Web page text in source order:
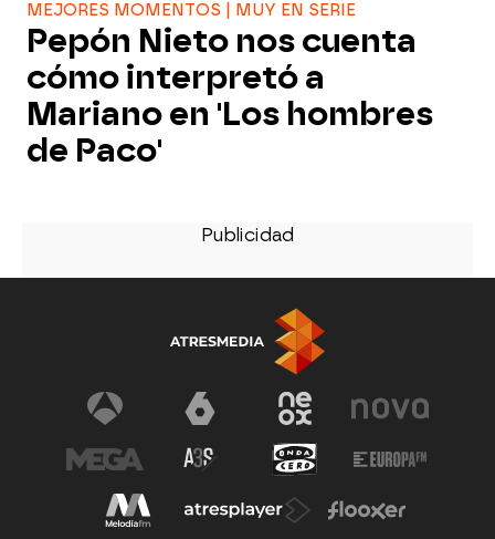
MEJORES MOMENTOS | MUY EN SERIE
Pepón Nieto nos cuenta
cómo interpretó a
Mariano en 'Los hombres
de Paco'